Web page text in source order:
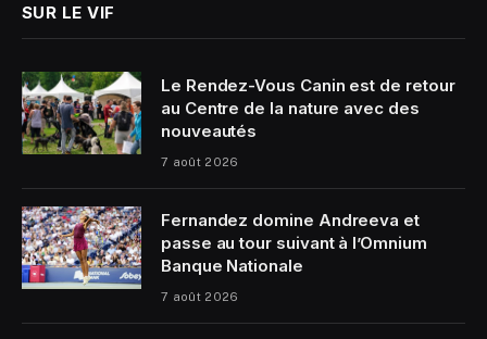
SUR LE VIF
Le Rendez-Vous Canin est de retour
au Centre de la nature avec des
nouveautés
7 août 2026
Fernandez domine Andreeva et
passe au tour suivant à l’Omnium
Banque Nationale
7 août 2026